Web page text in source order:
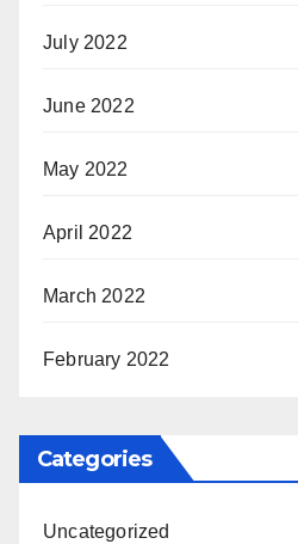
July 2022
June 2022
May 2022
April 2022
March 2022
February 2022
Categories
Uncategorized